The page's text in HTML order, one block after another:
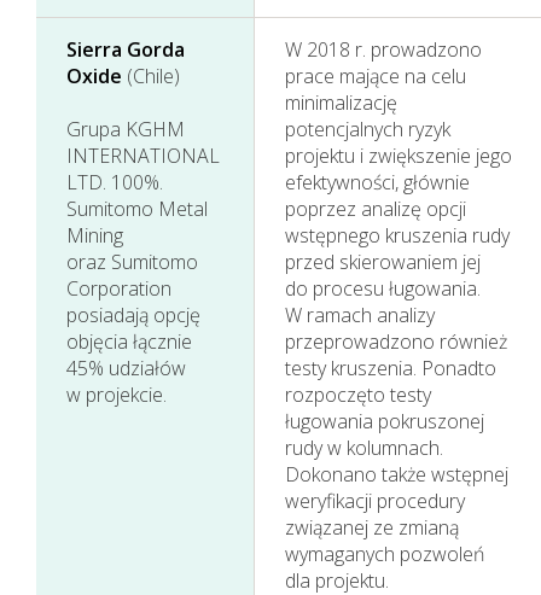
Sierra Gorda
Oxide (Chile)
Grupa KGHM
INTERNATIONAL
LTD. 100%.
Sumitomo Metal
Mining
oraz Sumitomo
Corporation
posiadają opcję
objęcia łącznie
45% udziałów
w projekcie.
W 2018 r. prowadzono
prace mające na celu
minimalizację
potencjalnych ryzyk
projektu i zwiększenie jego
efektywności, głównie
poprzez analizę opcji
wstępnego kruszenia rudy
przed skierowaniem jej
do procesu ługowania.
W ramach analizy
przeprowadzono również
testy kruszenia. Ponadto
rozpoczęto testy
ługowania pokruszonej
rudy w kolumnach.
Dokonano także wstępnej
weryfikacji procedury
związanej ze zmianą
wymaganych pozwoleń
dla projektu.